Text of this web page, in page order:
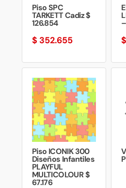
Piso SPC
TARKETT Cadiz $
126.854
$ 352.655 $
Piso ICONIK 300
Diseños Infantiles
PLAYFUL
MULTICOLOUR $
67.176